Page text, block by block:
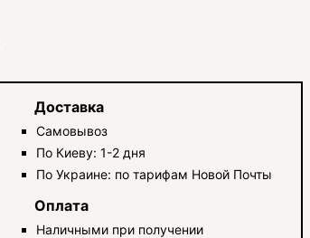
Доставка
Самовывоз
По Киеву: 1-2 дня
По Украине: по тарифам Новой Почты
Оплата
Наличными при получении